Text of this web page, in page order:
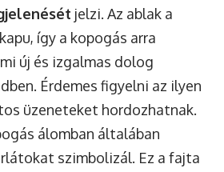
jelzi. Az ablak a
így a kopogás arra
új és izgalmas dolog
Érdemes figyelni az ilyen
üzeneteket hordozhatnak.
álomban általában
szimbolizál. Ez a fajta